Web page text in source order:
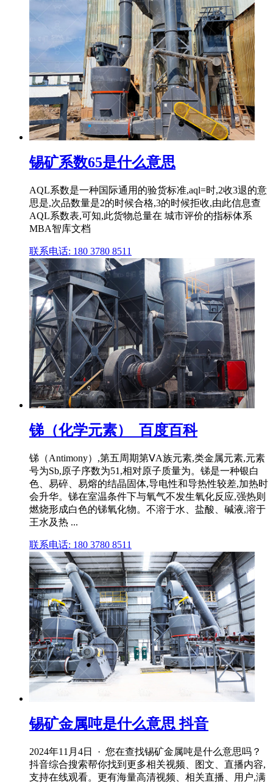
锡矿系数65是什么意思
AQL系数是一种国际通用的验货标准,aql=时,2收3退的意
思是,次品数量是2的时候合格,3的时候拒收,由此信息查
AQL系数表,可知,此货物总量在 城市评价的指标体系
MBA智库文档
联系电话: 180 3780 8511
锑（化学元素）_百度百科
锑（Antimony）,第五周期第ⅤA族元素,类金属元素,元素
号为Sb,原子序数为51,相对原子质量为。锑是一种银白
色、易碎、易熔的结晶固体,导电性和导热性较差,加热时
会升华。锑在室温条件下与氧气不发生氧化反应,强热则
燃烧形成白色的锑氧化物。不溶于水、盐酸、碱液,溶于
王水及热 ...
联系电话: 180 3780 8511
锡矿金属吨是什么意思 抖音
2024年11月4日 · 您在查找锡矿金属吨是什么意思吗？
抖音综合搜索帮你找到更多相关视频、图文、直播内容,
支持在线观看。更有海量高清视频、相关直播、用户,满